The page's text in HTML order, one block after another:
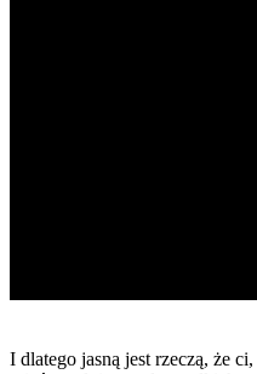
I dlatego jasną jest rzeczą, że